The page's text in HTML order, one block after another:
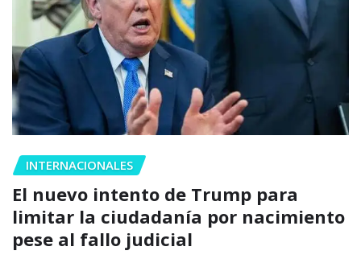
INTERNACIONALES
El nuevo intento de Trump para
limitar la ciudadanía por nacimiento
pese al fallo judicial